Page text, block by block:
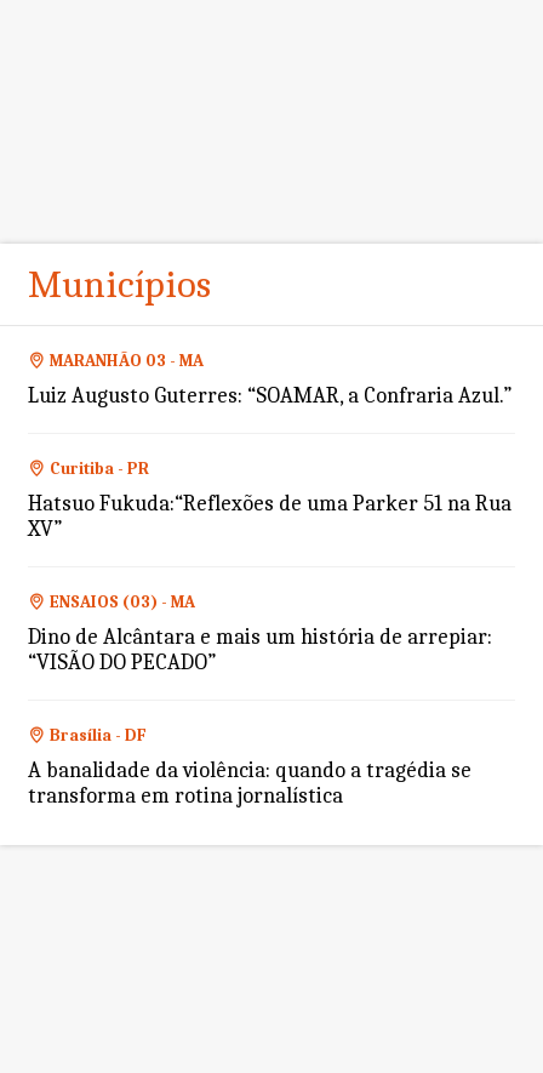
Municípios
MARANHÃO 03 - MA
Luiz Augusto Guterres: “SOAMAR, a Confraria Azul.”
Curitiba - PR
Hatsuo Fukuda:“Reflexões de uma Parker 51 na Rua
XV”
ENSAIOS (03) - MA
Dino de Alcântara e mais um história de arrepiar:
“VISÃO DO PECADO”
Brasília - DF
A banalidade da violência: quando a tragédia se
transforma em rotina jornalística